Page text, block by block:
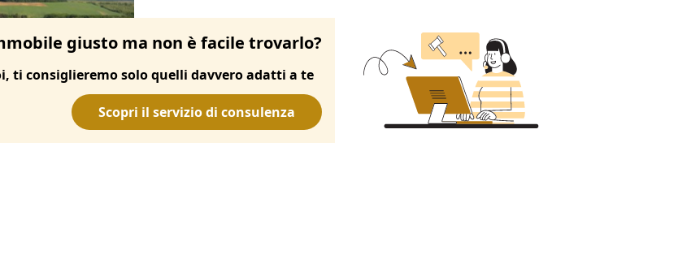
giusto ma non è facile trovarlo?
ti consiglieremo solo quelli davvero adatti a te
Scopri il servizio di consulenza